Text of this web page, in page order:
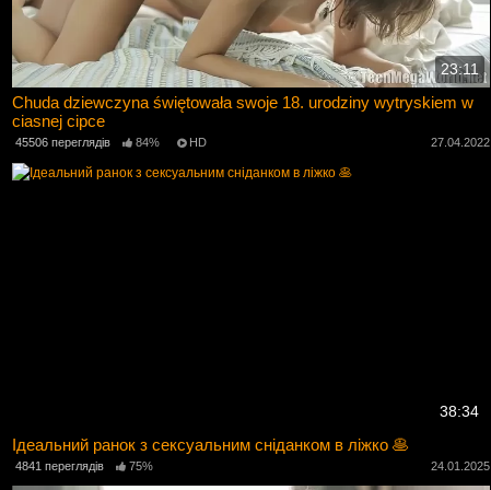
23:11
Chuda dziewczyna świętowała swoje 18. urodziny wytryskiem w
ciasnej cipce
45506 переглядів 84% HD 27.04.2022
38:34
Ідеальний ранок з сексуальним сніданком в ліжко 🥞
4841 переглядів 75% 24.01.2025